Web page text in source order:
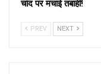
चांद पर मचाई तबाही!
PREV NEXT